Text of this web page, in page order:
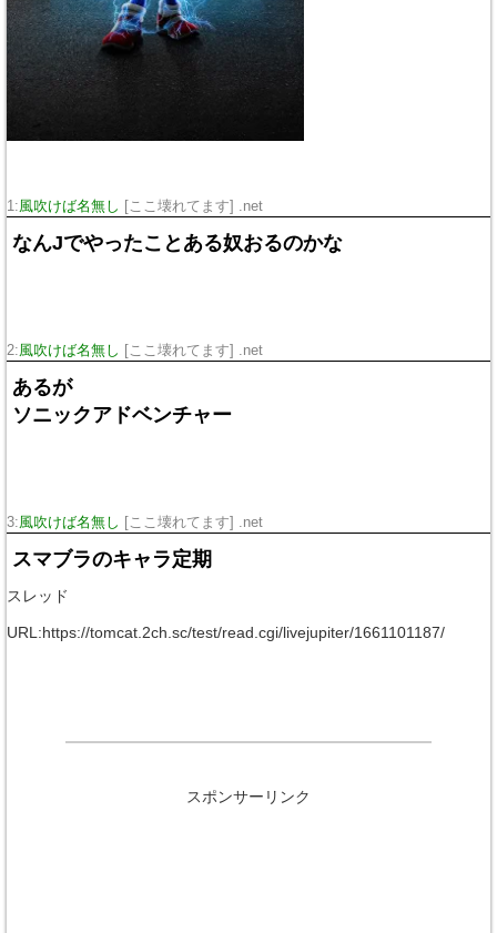
1:風吹けば名無し [ここ壊れてます] .net
なんJでやったことある奴おるのかな
2:風吹けば名無し [ここ壊れてます] .net
あるが
ソニックアドベンチャー
3:風吹けば名無し [ここ壊れてます] .net
スマブラのキャラ定期
スレッド
URL:https://tomcat.2ch.sc/test/read.cgi/livejupiter/1661101187/
スポンサーリンク